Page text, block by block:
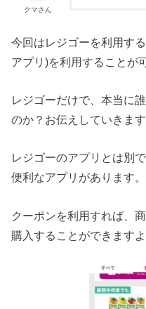
クマさん
今回はレジゴーを利用す
アプリ)を利用することが
レジゴーだけで、本当に
のか？お伝えしていきます
レジゴーのアプリとは別
便利なアプリがあります。
クーポンを利用すれば、
購入することができますよ